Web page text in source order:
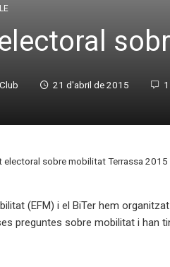
21 d'abril de 2015
electoral sobre mobilitat Terrassa 2015
(EFM) i el BiTer hem
preguntes sobre mobilitat i han